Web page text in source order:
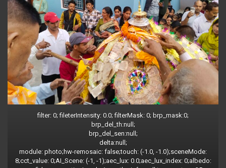
filter: 0; fileterIntensity: 0.0; filterMask: 0; brp_mask:0;
brp_del_th:null;
brp_del_sen:null;
delta:null;
module: photo;hw-remosaic: false;touch: (-1.0, -1.0);sceneMode:
8;cct_value: 0;AI_Scene: (-1, -1);aec_lux: 0.0;aec_lux_index: 0;albedo: